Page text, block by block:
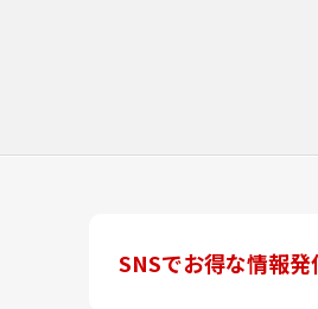
SNSでお得な情報発